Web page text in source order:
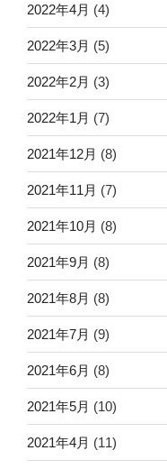
2022年4月 (4)
2022年3月 (5)
2022年2月 (3)
2022年1月 (7)
2021年12月 (8)
2021年11月 (7)
2021年10月 (8)
2021年9月 (8)
2021年8月 (8)
2021年7月 (9)
2021年6月 (8)
2021年5月 (10)
2021年4月 (11)